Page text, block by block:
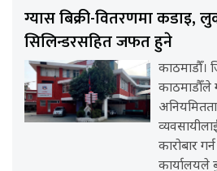
ग्यास बिक्री-वितरणमा कडाइ,
सिलिन्डरसहित जफत हुने
काठमाडौँ।
काठमाडौँले
कारोबार
कार्यालयले